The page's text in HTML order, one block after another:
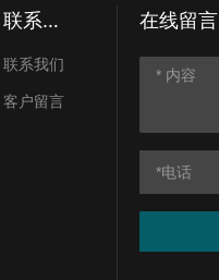
联系我
联系我们
客户留言
在线留言